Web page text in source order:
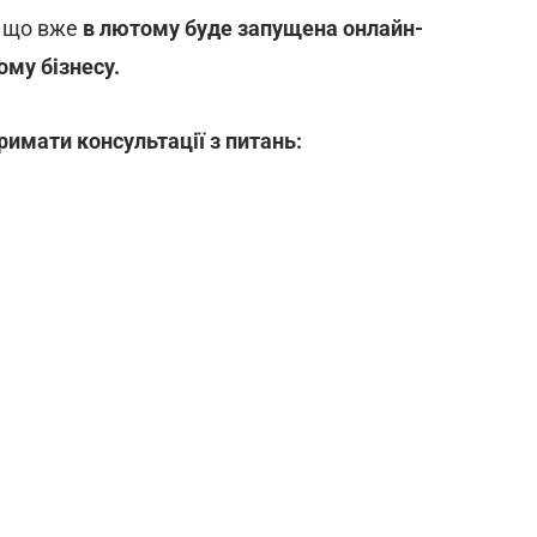
що вже в лютому буде запущена онлайн-
бізнесу.
консультації з питань: